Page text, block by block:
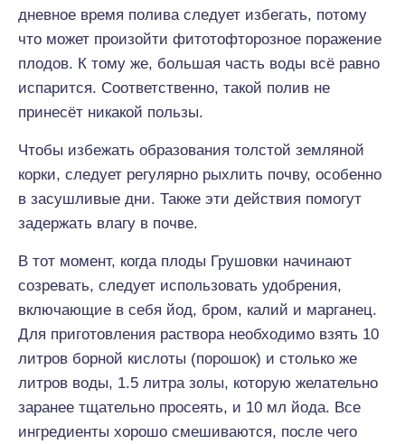
дневное время полива следует избегать, потому
что может произойти фитотофторозное поражение
плодов. К тому же, большая часть воды всё равно
испарится. Соответственно, такой полив не
принесёт никакой пользы.
Чтобы избежать образования толстой земляной
корки, следует регулярно рыхлить почву, особенно
в засушливые дни. Также эти действия помогут
задержать влагу в почве.
В тот момент, когда плоды Грушовки начинают
созревать, следует использовать удобрения,
включающие в себя йод, бром, калий и марганец.
Для приготовления раствора необходимо взять 10
литров борной кислоты (порошок) и столько же
литров воды, 1.5 литра золы, которую желательно
заранее тщательно просеять, и 10 мл йода. Все
ингредиенты хорошо смешиваются, после чего